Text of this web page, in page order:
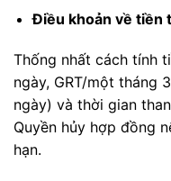
Điều khoản về tiền
Thống nhất cách tính
ngày, GRT/một tháng
ngày) và thời gian
Quyền hủy hợp đồng
hạn.